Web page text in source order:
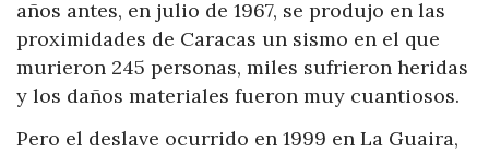
años antes, en julio de 1967, se produjo en las
proximidades de Caracas un sismo en el que
murieron 245 personas, miles sufrieron heridas
y los daños materiales fueron muy cuantiosos.
Pero el deslave ocurrido en 1999 en La Guaira,